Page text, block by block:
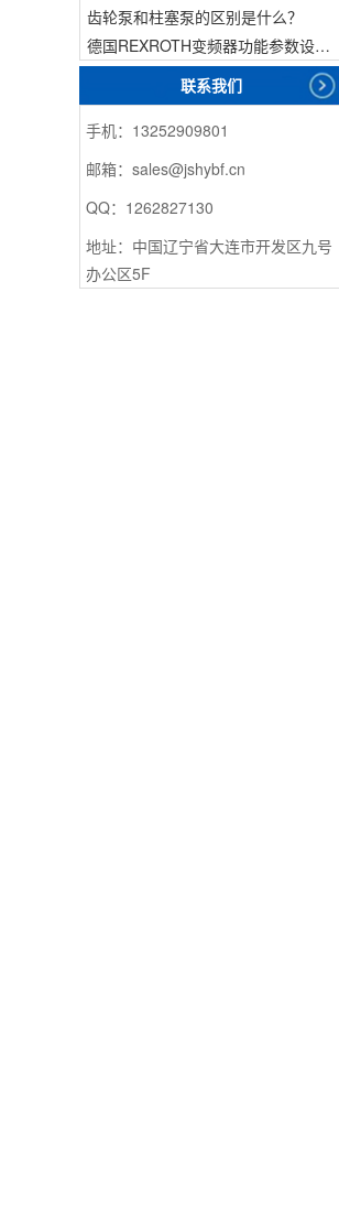
齿轮泵和柱塞泵的区别是什么？
德国REXROTH变频器功能参数设置与操作方法介绍。
联系我们
手机：13252909801
邮箱：sales@jshybf.cn
QQ：1262827130
地址：中国辽宁省大连市开发区九号
办公区5F